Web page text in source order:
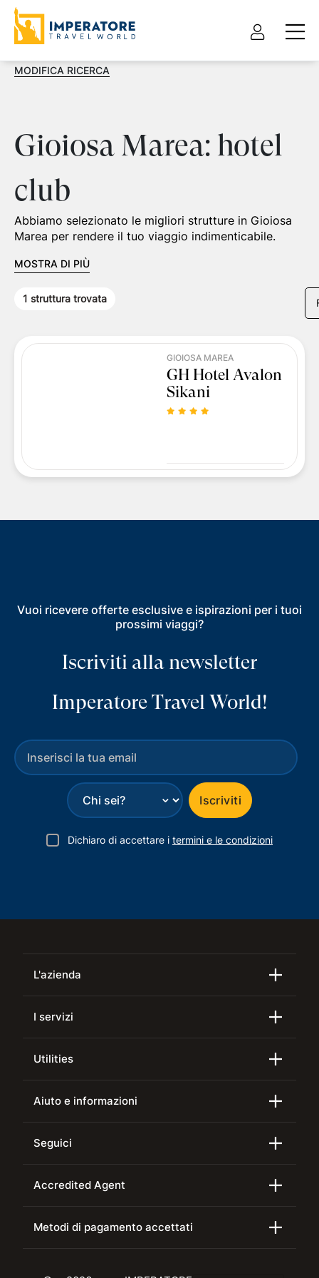
MODIFICA RICERCA
Gioiosa Marea: hotel
club
Abbiamo selezionato le migliori strutture in Gioiosa
Marea per rendere il tuo viaggio indimenticabile.
MOSTRA DI PIÙ
1 struttura trovata
GIOIOSA MAREA
GH Hotel Avalon
Sikani
Vuoi ricevere offerte esclusive e ispirazioni per i tuoi
prossimi viaggi?
Iscriviti alla newsletter
Imperatore Travel World!
⌄ Iscriviti
Dichiaro di accettare i termini e le condizioni
L'azienda
I servizi
Utilities
Aiuto e informazioni
Seguici
Accredited Agent
Metodi di pagamento accettati